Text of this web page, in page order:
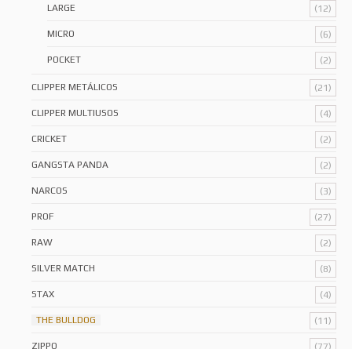
LARGE (12)
MICRO (6)
POCKET (2)
CLIPPER METÁLICOS (21)
CLIPPER MULTIUSOS (4)
CRICKET (2)
GANGSTA PANDA (2)
NARCOS (3)
PROF (27)
RAW (2)
SILVER MATCH (8)
STAX (4)
THE BULLDOG (11)
ZIPPO (77)